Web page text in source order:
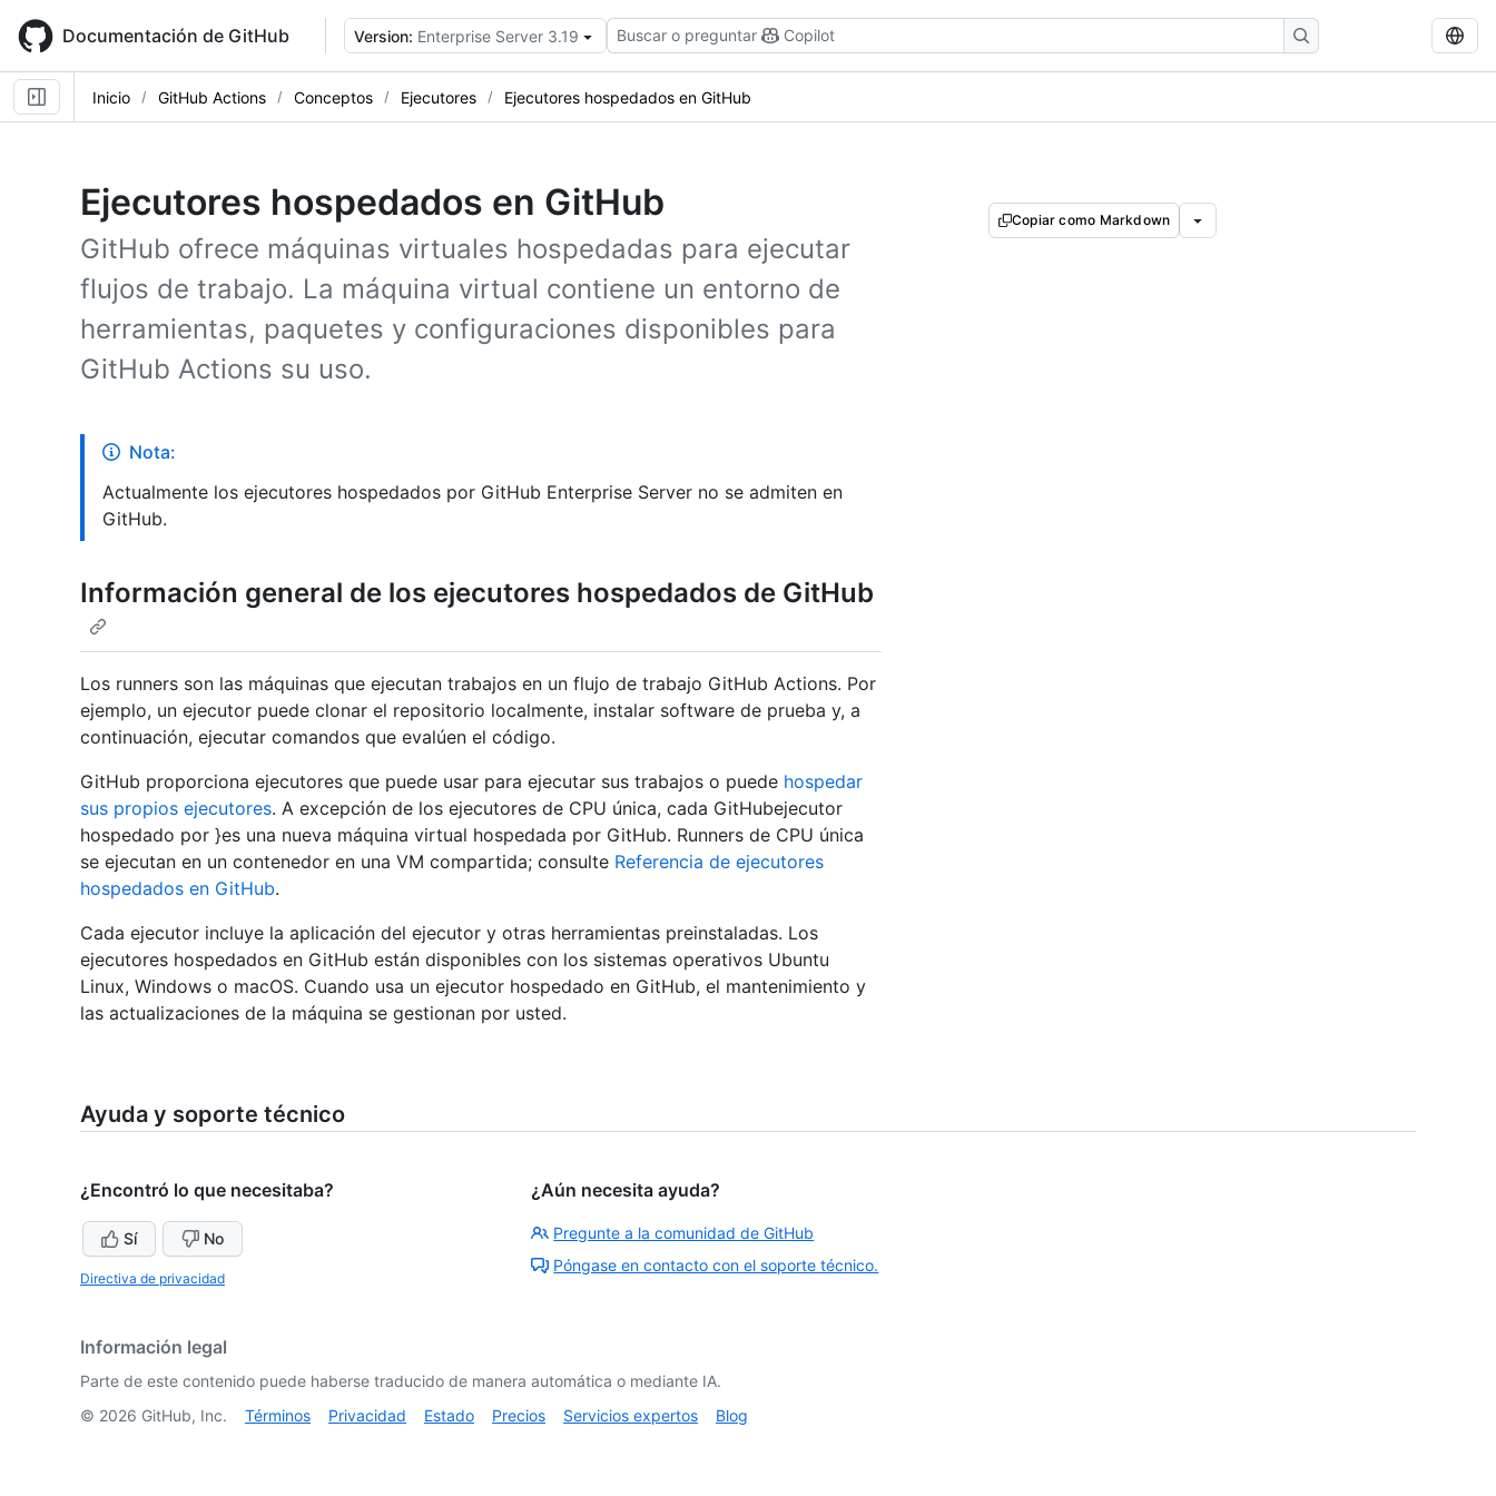
main
content
Documentación de GitHub Version: Enterprise Server 3.19 Buscar o preguntar Copilot
Inicio GitHub Actions Conceptos Ejecutores Ejecutores hospedados en GitHub
Ejecutores hospedados en GitHub
GitHub ofrece máquinas virtuales hospedadas para ejecutar
flujos de trabajo. La máquina virtual contiene un entorno de
herramientas, paquetes y configuraciones disponibles para
GitHub Actions su uso.
Copiar como Markdown
Nota:
Actualmente los ejecutores hospedados por GitHub Enterprise Server no se admiten en
GitHub.
Información general de los ejecutores hospedados de GitHub
Los runners son las máquinas que ejecutan trabajos en un flujo de trabajo GitHub Actions. Por
ejemplo, un ejecutor puede clonar el repositorio localmente, instalar software de prueba y, a
continuación, ejecutar comandos que evalúen el código.
GitHub proporciona ejecutores que puede usar para ejecutar sus trabajos o puede hospedar
sus propios ejecutores. A excepción de los ejecutores de CPU única, cada GitHubejecutor
hospedado por }es una nueva máquina virtual hospedada por GitHub. Runners de CPU única
se ejecutan en un contenedor en una VM compartida; consulte Referencia de ejecutores
hospedados en GitHub.
Cada ejecutor incluye la aplicación del ejecutor y otras herramientas preinstaladas. Los
ejecutores hospedados en GitHub están disponibles con los sistemas operativos Ubuntu
Linux, Windows o macOS. Cuando usa un ejecutor hospedado en GitHub, el mantenimiento y
las actualizaciones de la máquina se gestionan por usted.
Ayuda y soporte técnico
¿Encontró lo que necesitaba?
Sí No
Directiva de privacidad
¿Aún necesita ayuda?
Pregunte a la comunidad de GitHub
Póngase en contacto con el soporte técnico.
Información legal
Parte de este contenido puede haberse traducido de manera automática o mediante IA.
© 2026 GitHub, Inc. Términos Privacidad Estado Precios Servicios expertos Blog